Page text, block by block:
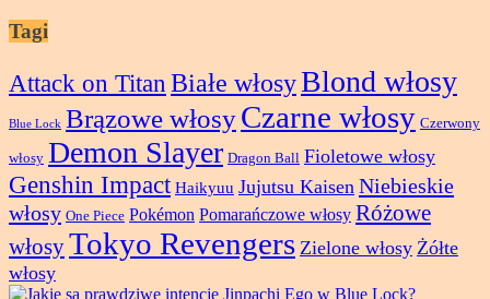
Tagi
Attack on Titan Białe włosyBlond włosy
Blue Lock Brązowe włosyCzarne włosy Czerwony
włosy Demon Slayer Dragon Ball Fioletowe włosy
Genshin Impact Haikyuu Jujutsu Kaisen Niebieskie
włosy One Piece Pokémon Pomarańczowe włosy Różowe
włosyTokyo Revengers Zielone włosy Żółte
włosy